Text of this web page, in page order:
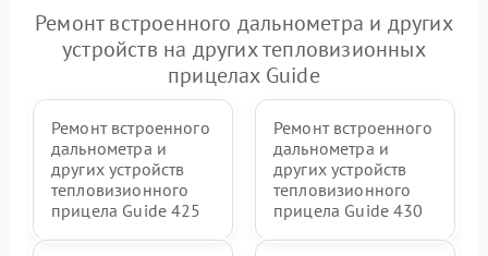
Ремонт встроенного дальнометра и других
устройств на других тепловизионных
прицелах Guide
Ремонт встроенного
дальнометра и
других устройств
тепловизионного
прицела Guide 425
Ремонт встроенного
дальнометра и
других устройств
тепловизионного
прицела Guide 430